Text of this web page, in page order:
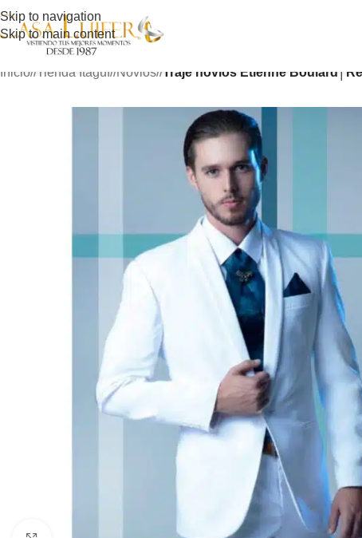
Skip to navigation
Skip to main content
Inicio/ Tienda Itagüí/ Novios/ Traje novios Etienne